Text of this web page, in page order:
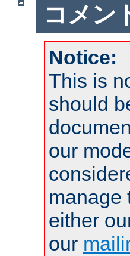
コメン
Notice:
This is
should
our
manage
either
our